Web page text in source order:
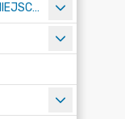
NADANIE STATUSU MIASTA MIEJSCOWOŚCI KIKÓŁ